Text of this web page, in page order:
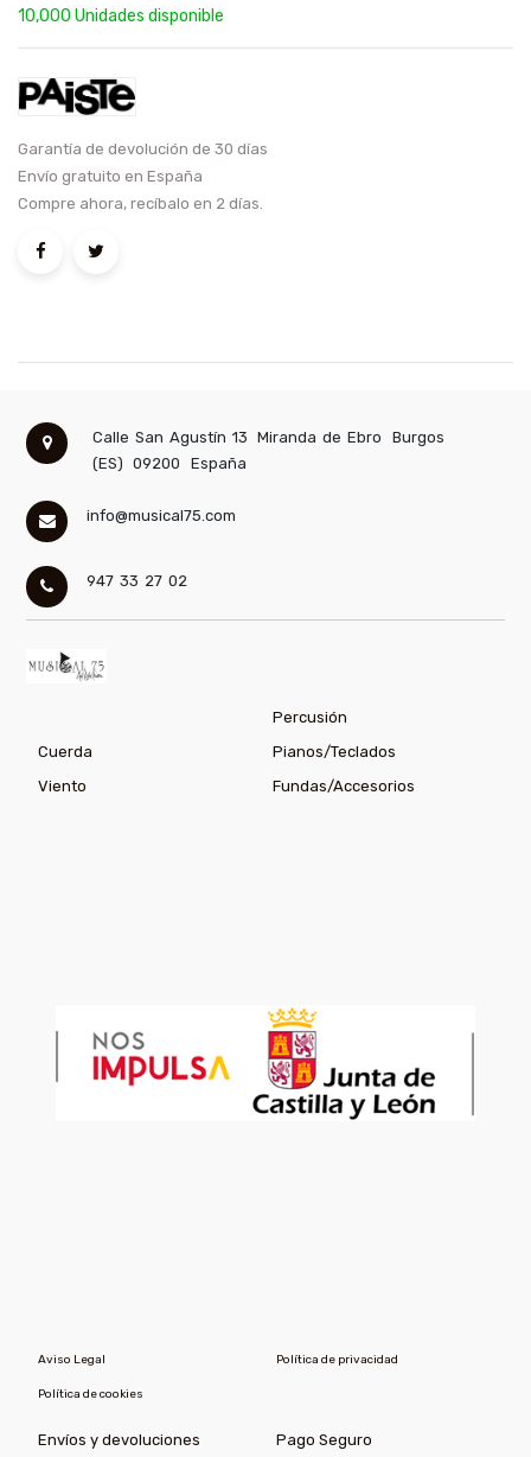
10,000 Unidades disponible
Garantía de devolución de 30 días
Envío gratuito en España
Compre ahora, recíbalo en 2 días.
Calle San Agustín 13 Miranda de Ebro
Burgos
(ES)
09200 España
info@musical75.com
947 33 27 02
Percusión
Cuerda
Pianos/Teclados
Viento
Fundas/Accesorios
Aviso Legal Política de privacidad
Política de cookies
Envíos y devoluciones Pago Seguro